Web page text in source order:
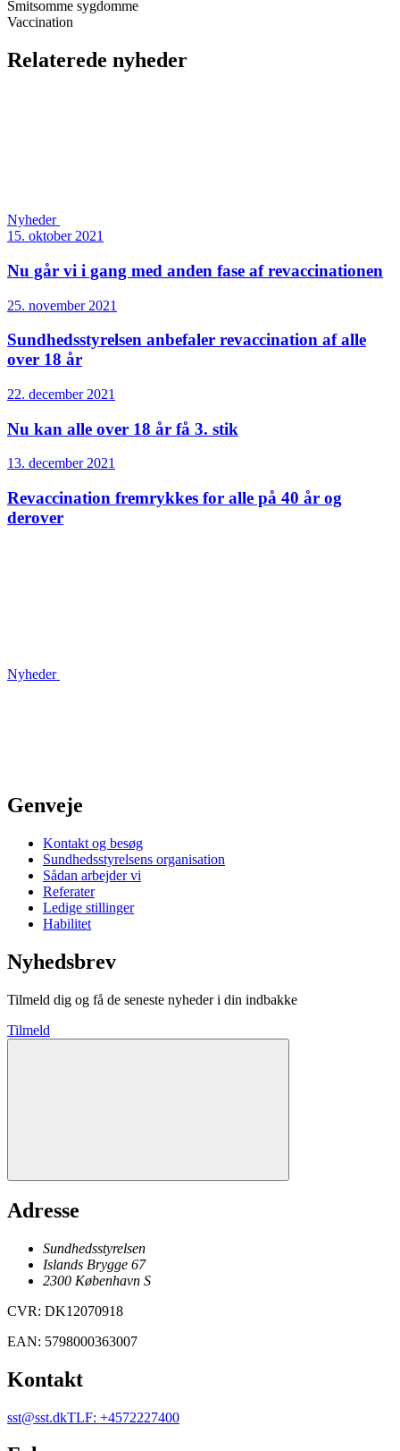
Smitsomme sygdomme
Vaccination
Relaterede nyheder
Nyheder
15. oktober 2021
Nu går vi i gang med anden fase af revaccinationen
25. november 2021
Sundheds­styrelsen anbefaler revaccination af alle
over 18 år
22. december 2021
Nu kan alle over 18 år få 3. stik
13. december 2021
Revaccination fremrykkes for alle på 40 år og
derover
Nyheder
Genveje
Kontakt og besøg
Sundhedsstyrelsens organisation
Sådan arbejder vi
Referater
Ledige stillinger
Habilitet
Nyhedsbrev
Tilmeld dig og få de seneste nyheder i din indbakke
Tilmeld
Adresse
Sundhedsstyrelsen
Islands Brygge 67
2300 København S
CVR: DK12070918
EAN: 5798000363007
Kontakt
sst@sst.dkTLF: +4572227400